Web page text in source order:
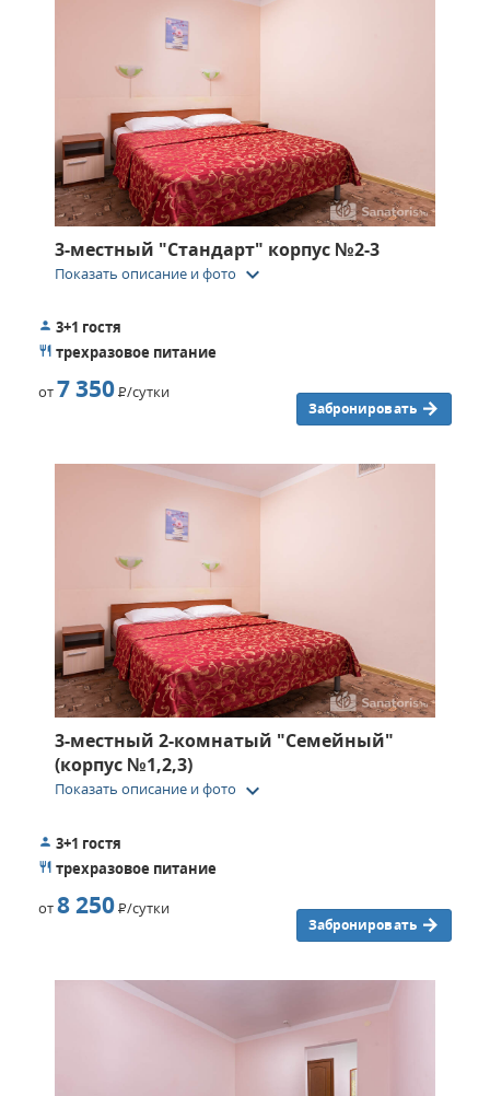
3-местный "Стандарт" корпус №2-3
Показать описание и фото keyboard_arrow_down
3+1 гостя
трехразовое питание
от7 350Р/сутки
Забронировать
3-местный 2-комнатый "Семейный"
(корпус №1,2,3)
Показать описание и фото keyboard_arrow_down
3+1 гостя
трехразовое питание
от8 250Р/сутки
Забронировать